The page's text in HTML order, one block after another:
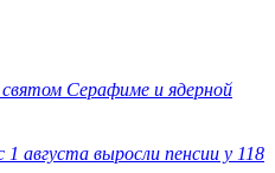
Серафиме и ядерной